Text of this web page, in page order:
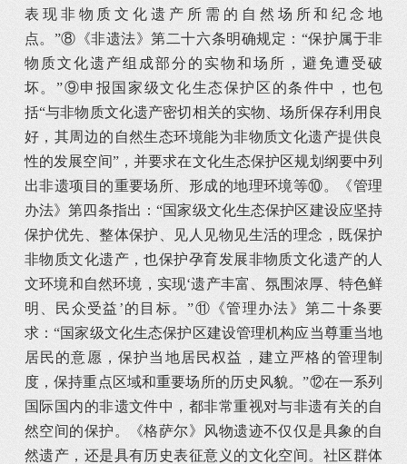
表现非物质文化遗产所需的自然场所和纪念地
点。”⑧《非遗法》第二十六条明确规定：“保护属于非
物质文化遗产组成部分的实物和场所，避免遭受破
坏。”⑨申报国家级文化生态保护区的条件中，也包
括“与非物质文化遗产密切相关的实物、场所保存利用良
好，其周边的自然生态环境能为非物质文化遗产提供良
性的发展空间”，并要求在文化生态保护区规划纲要中列
出非遗项目的重要场所、形成的地理环境等⑩。《管理
办法》第四条指出：“国家级文化生态保护区建设应坚持
保护优先、整体保护、见人见物见生活的理念，既保护
非物质文化遗产，也保护孕育发展非物质文化遗产的人
文环境和自然环境，实现‘遗产丰富、氛围浓厚、特色鲜
明、民众受益’的目标。”⑪《管理办法》第二十条要
求：“国家级文化生态保护区建设管理机构应当尊重当地
居民的意愿，保护当地居民权益，建立严格的管理制
度，保持重点区域和重要场所的历史风貌。”⑫在一系列
国际国内的非遗文件中，都非常重视对与非遗有关的自
然空间的保护。《格萨尔》风物遗迹不仅仅是具象的自
然遗产，还是具有历史表征意义的文化空间。社区群体